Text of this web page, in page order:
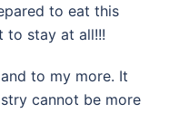
to eat this
to stay at all!!!
to my more. It
cannot be more